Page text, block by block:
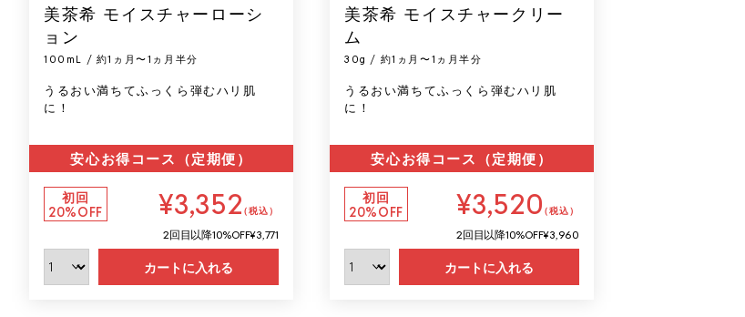
美茶希 モイスチャーローシ
ョン
100mL / 約1ヵ月〜1ヵ月半分
うるおい満ちてふっくら弾むハリ肌
に！
安心お得コース（定期便）
初回
20%OFF
¥3,352（税込）
2回目以降10%OFF¥3,771
カートに入れる
美茶希 モイスチャークリー
ム
30g / 約1ヵ月〜1ヵ月半分
うるおい満ちてふっくら弾むハリ肌
に！
安心お得コース（定期便）
初回
20%OFF
¥3,520（税込）
2回目以降10%OFF¥3,960
カートに入れる